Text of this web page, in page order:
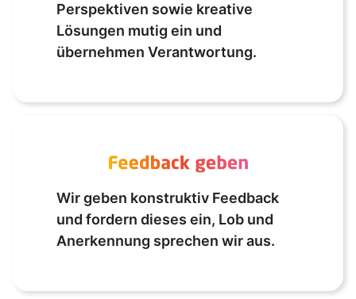
Perspektiven sowie kreative
Lösungen mutig ein und
übernehmen Verantwortung.
Wir geben konstruktiv Feedback
und fordern dieses ein, Lob und
Anerkennung sprechen wir aus.